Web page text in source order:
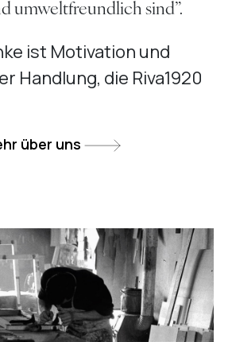
umweltfreundlich sind”.
ist Motivation und
Handlung, die Riva1920
über uns